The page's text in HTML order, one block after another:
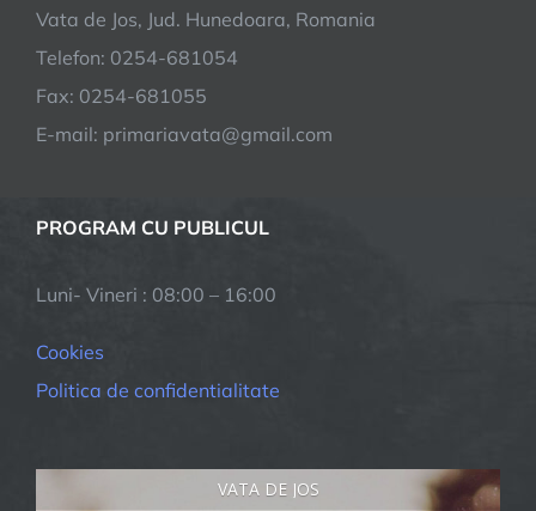
Vata de Jos, Jud. Hunedoara, Romania
Telefon: 0254-681054
Fax: 0254-681055
E-mail: primariavata@gmail.com
PROGRAM CU PUBLICUL
Luni- Vineri : 08:00 – 16:00
Cookies
Politica de confidentialitate
VATA DE JOS